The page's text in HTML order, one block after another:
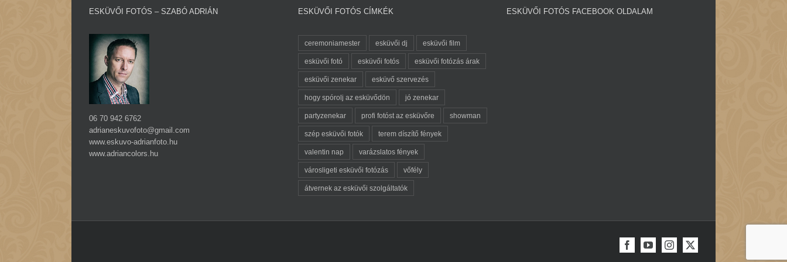
ESKÜVŐI FOTÓS – SZABÓ ADRIÁN
06 70 942 6762
adrianeskuvofoto@gmail.com
www.eskuvo-adrianfoto.hu
www.adriancolors.hu
ESKÜVŐI FOTÓS CÍMKÉK
ceremoniamester esküvői dj esküvői film
esküvői fotó esküvői fotós esküvői fotózás árak
esküvői zenekar esküvő szervezés
hogy spórolj az esküvődön jó zenekar
partyzenekar profi fotóst az esküvőre showman
szép esküvői fotók terem díszítő fények
valentin nap varázslatos fények
városligeti esküvői fotózás vőfély
átvernek az esküvői szolgáltatók
ESKÜVŐI FOTÓS FACEBOOK OLDALAM
FacebookYouTubeInstagram
X